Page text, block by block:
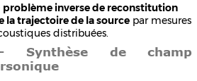
problème inverse de reconstitution
la trajectoire de la source par mesures
distribuées.
de champ